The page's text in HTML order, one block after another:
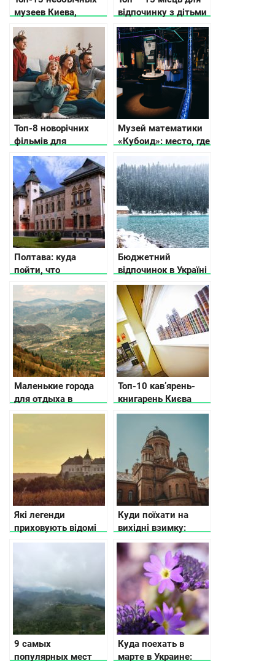
музеев Киева,
которые вас удивят
відпочинку з дітьми
в Карпатах, куди
піти, що подивитись
Топ-8 новорічних
фільмів для
сімейного перегляду
Музей математики
«Кубоид»: место, где
Полтава: куда
пойти, что
посмотреть, где
остановиться
Бюджетний
відпочинок в Україні
взимку
Маленькие города
для отдыха в
Карпатах
Топ-10 кав’ярень-
книгарень Києва
Які легенди
приховують відомі
замки України
Куди поїхати на
вихідні взимку:
ТОП-6 місць
9 самых
популярных мест
Куда поехать в
марте в Украине: